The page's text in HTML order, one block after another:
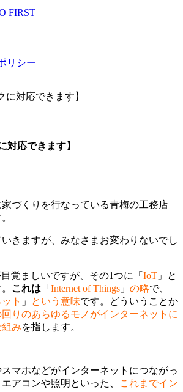
FIRST
リシー
対応できます】
づくりを行なっている青梅の工務店
きますが、みなさまお変わりないでし
覚ましいですが、その1つに「 IoT 」と
これは 「 Internet of Things 」 の略で、
ト 」 という意味です。どういうことか
りのあらゆるモノがインターネットに
みを指します。
マホなどがインターネットにつながっ
アコンや照明といった、
これまでイン